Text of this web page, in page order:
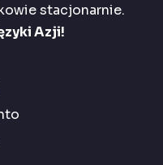
stacjonarnie.
Azji!